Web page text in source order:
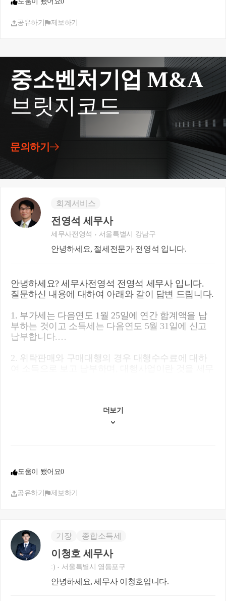
사업용 신용카드로 등록해서 사용하시면 됩니다.
공유하기 제보하기
중소벤처기업 M&A
브릿지코드
문의하기
회계서비스
전영석 세무사
세무사전영석 서울특별시 강남구
안녕하세요, 절세전문가 전영석 입니다.
안녕하세요? 세무사전영석 전영석 세무사 입니다.
질문하신 내용에 대하여 아래와 같이 답변 드립니다.
1. 부가세는 다음연도 1월 25일에 연간 합계액을 납
부하는 것이고 소득세는 다음연도 5월 31일에 신고
납부합니다.
2. 위탁판매와 구매대행의 경우 대행수수료에 대하
더보기
도움이 됐어요0
공유하기 제보하기
기장 종합소득세
이청호 세무사
:) 서울특별시 영등포구
안녕하세요, 세무사 이청호입니다.